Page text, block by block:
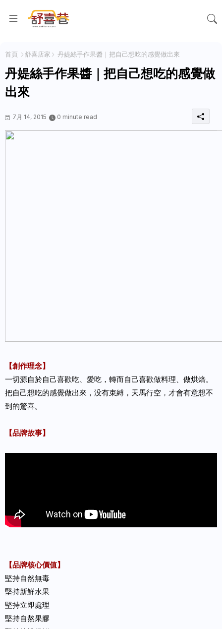
首頁 舒喜店家 丹媞絲手作果醬｜把自己想吃的感覺做出來
丹媞絲手作果醬｜把自己想吃的感覺做
出來
7月 14, 2015 0 minute read
【創作理念】
一切源自於自己喜歡吃、愛吃，轉而自己喜歡做料理、做烘焙。
把自己想吃的感覺做出來，没有束縛，天馬行空，才會有意想不
到的驚喜。
【品牌故事】
【品牌核心價值】
堅持自然無毒
堅持新鮮水果
堅持立即處理
堅持自熬果膠